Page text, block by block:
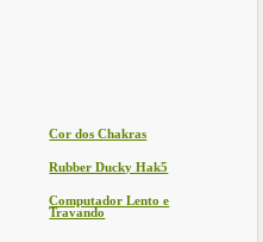
Cor dos Chakras
Rubber Ducky Hak5
Computador Lento e
Travando